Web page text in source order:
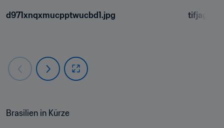
d971xnqxmucpptwucbd1.jpg
Brasilien in Kürze